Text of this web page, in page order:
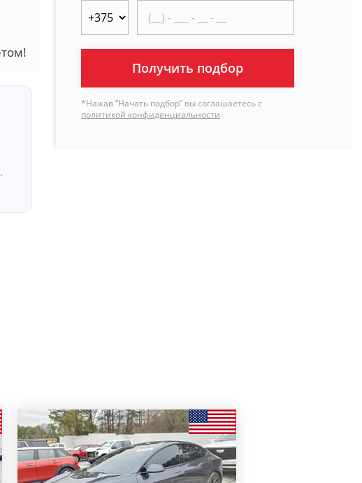
Получить подбор
*Нажав “Начать подбор” вы соглашаетесь с
политикой конфиденциальности